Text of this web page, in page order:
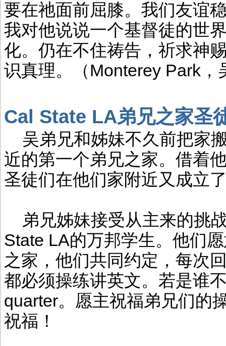
要在祂面前屈膝。我们友谊
我对他说说一个基督徒的世
化。仍在不住祷告，祈求神
识真理。（Monterey Park，
Cal State LA弟兄之家圣
吴弟兄和姊妹不久前把家
近的第一个弟兄之家。借着
圣徒们在他们家附近又成立
弟兄姊妹接受从主来的挑
State LA的万邦学生。他们
之家，他们共同约定，每次
都必须操练讲英文。若是谁
quarter。愿主祝福弟兄们的
祝福！